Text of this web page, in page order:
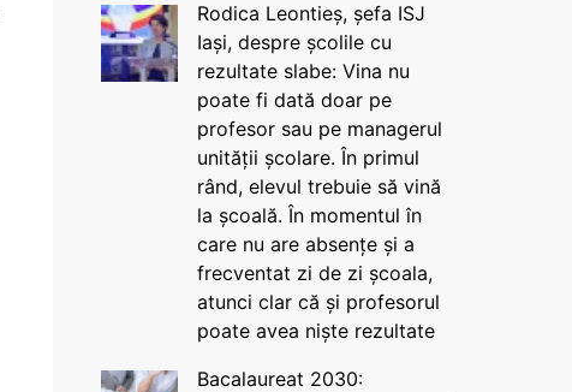
Rodica Leontieș, șefa ISJ
Iași, despre școlile cu
rezultate slabe: Vina nu
poate fi dată doar pe
profesor sau pe managerul
unității școlare. În primul
rând, elevul trebuie să vină
la școală. În momentul în
care nu are absențe și a
frecventat zi de zi școala,
atunci clar că și profesorul
poate avea niște rezultate
Bacalaureat 2030: